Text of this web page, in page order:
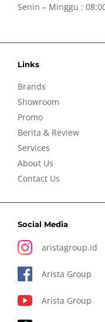
Senin – Minggu :
Links
Brands
Showroom
Promo
Berita & Review
Services
About Us
Contact Us
Social Media
aristagroup.id
Arista Group
Arista Group